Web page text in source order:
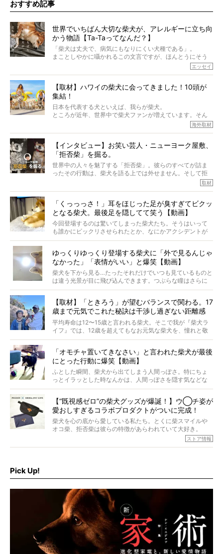
おすすめ記事
世界でいちばん大切な柴犬が、アレルギーに立ち向
かう物語【Ta-Taってなんだ？】
「柴犬は丈夫で、病気にもなりにくい犬種である」。
まことしやかに囁かれるこの文言ですが、ほんとうにそう
もちろん、犬種としての完成度がとてつもなく高い柴犬だ
でも、いざそれぞれの個体を見ていくと、丈夫で病気にも
なりにくい、とは言えないような気もするのです。
実際に「病気にならない」などということはないし、飼い
主はそのためにやるべきことがある。
今回は、柴犬に関わる方たちすべてに読んで欲しい、ある
ご本人からのレポートは、愛情たっぷりで示唆に富んだ物
語でした。
※文章はご本人の了承を得て編集しています
※画像はすべてイメージです
※この記事は個人の感想であり、効果・効能を示すものではありません
エッセイ
【取材】ハワイの柴犬に会ってきました！10頭が
集結！
日本を代表する犬といえば、我らが柴犬。
ところが近年、世界中で柴犬ファンが増えています。そん
な中「柴犬ライフ」が目をつけたのは、南の楽園ハワイ。
柴犬オーナーが多く、定期的にオフ会まで開催されている
そんな噂を聞きつけ、今回はハワイの柴犬たちを取材して
きました！
海外取材
【インタビュー】お笑い芸人・ニューヨーク屋敷、
「拒否柴」を掘る。
世界中の人々を魅了する「拒否柴」。彼らのすべてが詰ま
ったその行動は、柴犬を語る上では外せません。そして拒
否柴がここまで話題になるのは、“映える”ことも理由のひと
がるのでしょうか。
最近版画製作を始めた、お笑いコンビ「ニューヨーク」の
屋敷裕政さんに、拒否柴を掘っていただきました！ イン
タビューと合わせてご覧ください。
取材
「くっっっさ！」耳をほじった足が臭すぎてビクッ
となる柴犬。最後足を隠してて笑う【動画】
今回登場するのは驚いてしまった柴犬たち。そうはいって
も誰かにビックリさせられたとか、なにかアクシデントが
起きたとか、そういうことが原因ではありません。全ての
ゆっくりゆっくり登場する柴犬に「外で見るんじゃ
なかった」「表情がいい」と爆笑【動画】
柴犬を下から見る…たったそれだけでいつも見ているものと
は違う光景が目に飛び込んできます。つぶらな瞳はさらに
つぶらに見え、モフモフのお顔はさらにモフモフに見えま
【取材】「ときろう」が望むバランスで関わる。17
歳まで元気でこれた秘訣は干渉し過ぎない距離感
#38ときろう
平均寿命は12〜15歳と言われる柴犬。そこで我が『柴犬ラ
イフ』では、12歳を超えてもなお元気な柴犬を、憧れと敬
意を込めて“レジェンド柴”と呼んでいます。 この特集で
ォーカスし、その元気の秘訣や、老犬と暮らすうえで大切
だと思うことを、オーナーさんに語っていただきます。今
回登場してくれたのは、17歳のときろうくん。小さい頃か
ら食が細かったため、何でも食べさせてきたということで
「オモチャ置いてきなさい」と言われた柴犬が最後
にとった行動に爆笑【動画】
ふとした瞬間、柴犬から出てしまう人間っぽさ。特にちょ
っとイラッとした時なんかは、人間っぽさを隠す気などな
いように見えます。もしかして本当の本当は、中身は人間
【“既視感ゼロ”の柴犬グッズが爆誕！】ウ◯チ姿が
愛おしすぎるコラボプロダクトがついに完成！
柴犬を心の底から愛している私たち。とくに柴スマイルや
オコ柴、拒否柴は彼らの特徴があらわれていて大好き。
でもちょっと待て…もうひとつ、忘れてはならない愛おしい
シーンがあったぞ。それは、背中を丸めて“ウンチなう”の姿
ストア情報
Pick Up!